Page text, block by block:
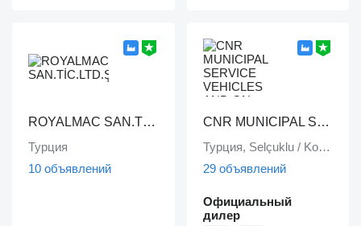
ROYALMAC SAN.TİC.LTD.ŞTİ
Турция
10 объявлений
CNR MUNICIPAL SERVICE VEHICLES AND ON VEHICLE EQUIPMENT INDUSTRY TRADE LIMITED COMPANY
Турция, Selçuklu / Konya
29 объявлений
Официальный
дилер